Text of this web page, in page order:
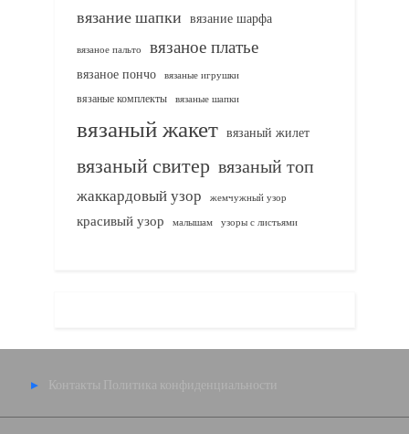
вязание шапки вязание шарфа
вязаное пальто вязаное платье
вязаное пончо вязаные игрушки
вязаные комплекты
вязаные шапки
вязаный жакет вязаный жилет
вязаный свитер вязаный топ
жаккардовый узор жемчужный узор
красивый узор малышам узоры с листьями
Контакты Политика конфиденциальности